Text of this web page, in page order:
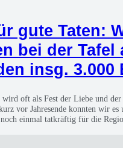
gute Taten:
bei der Tafel
insg. 3.000
wird oft als Fest der Lie­be und der
vor Jah­res­en­de konn­ten wir
ein­mal tat­kräf­tig für die